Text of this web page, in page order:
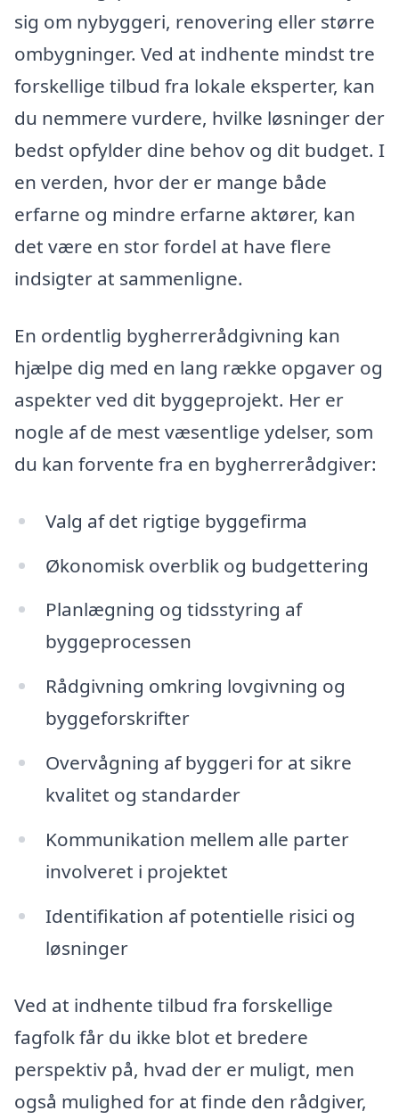
sig om nybyggeri, renovering eller større
ombygninger. Ved at indhente mindst tre
forskellige tilbud fra lokale eksperter, kan
du nemmere vurdere, hvilke løsninger der
bedst opfylder dine behov og dit budget. I
en verden, hvor der er mange både
erfarne og mindre erfarne aktører, kan
det være en stor fordel at have flere
indsigter at sammenligne.
En ordentlig bygherrerådgivning kan
hjælpe dig med en lang række opgaver og
aspekter ved dit byggeprojekt. Her er
nogle af de mest væsentlige ydelser, som
du kan forvente fra en bygherrerådgiver:
Valg af det rigtige byggefirma
Økonomisk overblik og budgettering
Planlægning og tidsstyring af
byggeprocessen
Rådgivning omkring lovgivning og
byggeforskrifter
Overvågning af byggeri for at sikre
kvalitet og standarder
Kommunikation mellem alle parter
involveret i projektet
Identifikation af potentielle risici og
løsninger
Ved at indhente tilbud fra forskellige
fagfolk får du ikke blot et bredere
perspektiv på, hvad der er muligt, men
også mulighed for at finde den rådgiver,